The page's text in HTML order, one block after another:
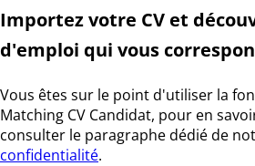
Importez votre CV et
d'emploi qui vous
Vous êtes sur le point d'utiliser la
Matching CV Candidat, pour en
consulter le paragraphe dédié de
confidentialité.